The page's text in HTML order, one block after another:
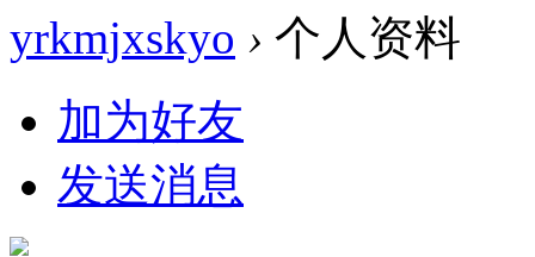
yrkmjxskyo › 个人资料
加为好友
发送消息